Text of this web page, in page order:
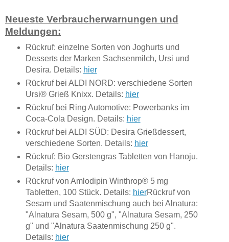
Neueste Verbraucherwarnungen und
Meldungen:
Rückruf: einzelne Sorten von Joghurts und
Desserts der Marken Sachsenmilch, Ursi und
Desira. Details: hier
Rückruf bei ALDI NORD: verschiedene Sorten
Ursi® Grieß Knixx. Details: hier
Rückruf bei Ring Automotive: Powerbanks im
Coca-Cola Design. Details: hier
Rückruf bei ALDI SÜD: Desira Grießdessert,
verschiedene Sorten. Details: hier
Rückruf: Bio Gerstengras Tabletten von Hanoju.
Details: hier
Rückruf von Amlodipin Winthrop® 5 mg
Tabletten, 100 Stück. Details: hierRückruf von
Sesam und Saatenmischung auch bei Alnatura:
"Alnatura Sesam, 500 g", "Alnatura Sesam, 250
g" und "Alnatura Saatenmischung 250 g".
Details: hier